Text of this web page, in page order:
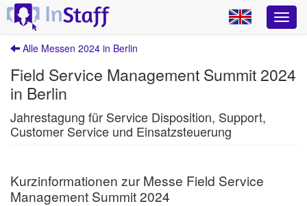
Alle Messen 2024 in Berlin
Field Service Management Summit 2024
in Berlin
Jahrestagung für Service Disposition, Support,
Customer Service und Einsatzsteuerung
Kurzinformationen zur Messe Field Service
Management Summit 2024